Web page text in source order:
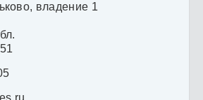
владение 1